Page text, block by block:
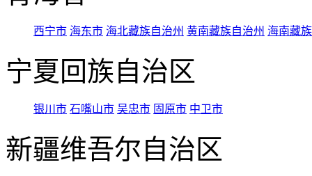
西宁市 海东市 海北藏族自治州 黄南藏族自治州 海南藏
宁夏回族自治区
银川市 石嘴山市 吴忠市 固原市 中卫市
新疆维吾尔自治区